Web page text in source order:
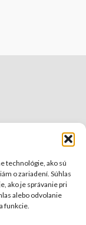
technológie, ako sú
o zariadení. Súhlas
ako je správanie pri
alebo odvolanie
funkcie.